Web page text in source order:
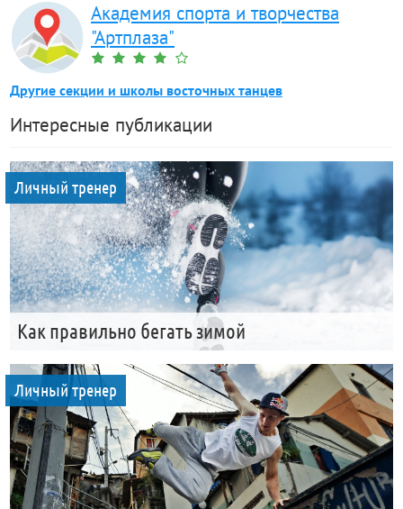
Академия спорта и творчества
"Артплаза"
Другие секции и школы восточных танцев
Интересные публикации
Личный тренер
Как правильно бегать зимой
Личный тренер